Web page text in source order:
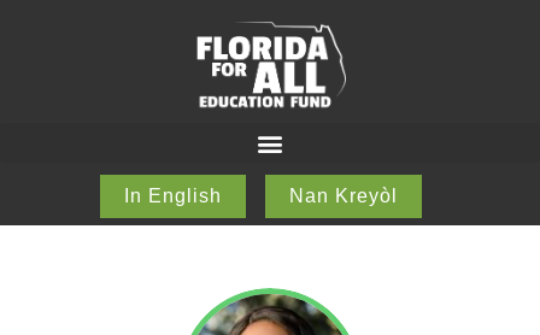
In English Nan Kreyòl